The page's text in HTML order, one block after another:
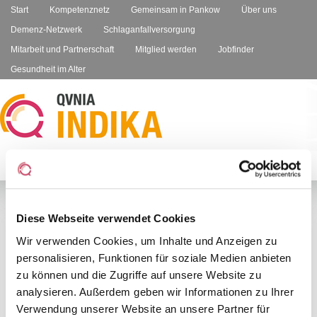
Diese Webseite verwendet Cookies
Wir verwenden Cookies, um Inhalte und Anzeigen zu
personalisieren, Funktionen für soziale Medien anbieten
zu können und die Zugriffe auf unsere Website zu
analysieren. Außerdem geben wir Informationen zu Ihrer
Verwendung unserer Website an unsere Partner für
Start Kompetenznetz Gemeinsam in Pankow
Über uns
Demenz-Netzwerk
Schlaganfallversorgung
Mitarbeit und Partnerschaft
Mitglied werden
Jobfinder
Gesundheit im Alter
A
A-
5. Umsetzung von
gesundheitsförderlichen
Schulungsangeboten
In Hinblick auf die Zielerreichung des Projektes,